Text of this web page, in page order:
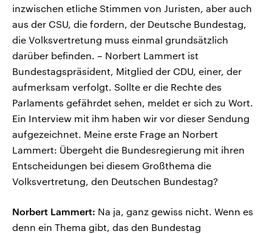
inzwischen etliche Stimmen von Juristen, aber auch
aus der CSU, die fordern, der Deutsche Bundestag,
die Volksvertretung muss einmal grundsätzlich
darüber befinden. – Norbert Lammert ist
Bundestagspräsident, Mitglied der CDU, einer, der
aufmerksam verfolgt. Sollte er die Rechte des
Parlaments gefährdet sehen, meldet er sich zu Wort.
Ein Interview mit ihm haben wir vor dieser Sendung
aufgezeichnet. Meine erste Frage an Norbert
Lammert: Übergeht die Bundesregierung mit ihren
Entscheidungen bei diesem Großthema die
Volksvertretung, den Deutschen Bundestag?
Norbert Lammert: Na ja, ganz gewiss nicht. Wenn es
denn ein Thema gibt, das den Bundestag